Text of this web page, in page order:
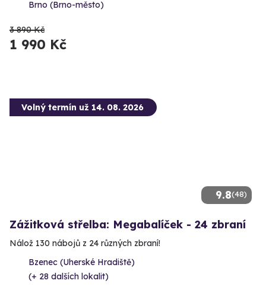
Brno (Brno-město)
3 890 Kč
1 990 Kč
9.8(48)
Volný termín už 14. 08. 2026
Zážitková střelba: Megabalíček - 24 zbraní
Nálož 130 nábojů z 24 různých zbraní!
Bzenec (Uherské Hradiště)
(+ 28 dalších lokalit)